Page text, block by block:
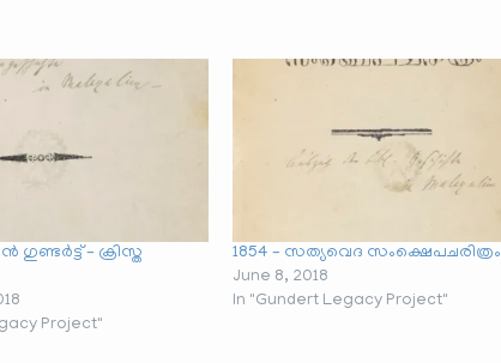
ഗുണ്ടർട്ട് – ക്രിസ്ത
Project"
1854 – സത്യവെദ സംക്ഷെപചരിത്രം
June 8, 2018
In "Gundert Legacy Project"